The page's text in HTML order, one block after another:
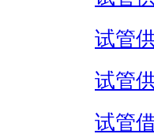
试管
试管
试管